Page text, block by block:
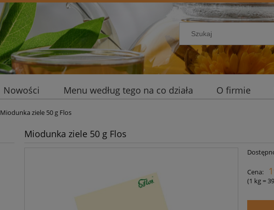
Nowości Menu według tego na co działa O firmie
Miodunka ziele 50 g Flos
Miodunka ziele 50 g Flos
Cena:
(1 kg=